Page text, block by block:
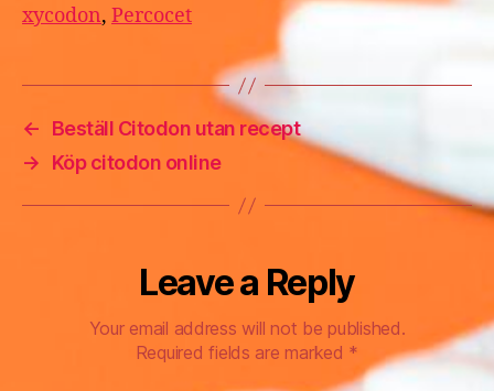
xycodon, Percocet
←
Beställ Citodon utan recept
→
Köp citodon online
Leave a Reply
Your email address will not be published.
Required fields are marked *